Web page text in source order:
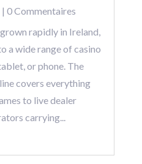
| 0 Commentaires
rapidly in Ireland,
a wide range of casino
or phone. The
covers everything
to live dealer
carrying...